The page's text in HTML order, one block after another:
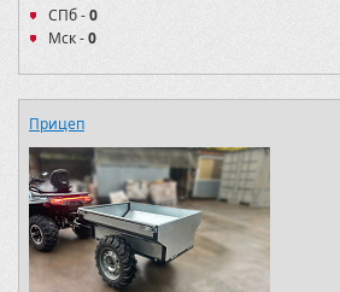
СПб -0
Мск -0
Прицеп